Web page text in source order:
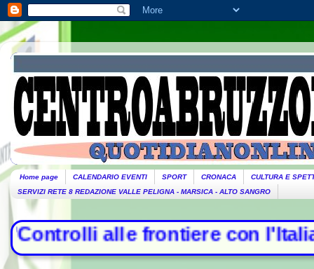
Home page CALENDARIO EVENTI SPORT CRONACA
CULTURA E
SERVIZI RETE 8 REDAZIONE VALLE PELIGNA - MARSICA - ALTO SANGRO
con l'Italia", la